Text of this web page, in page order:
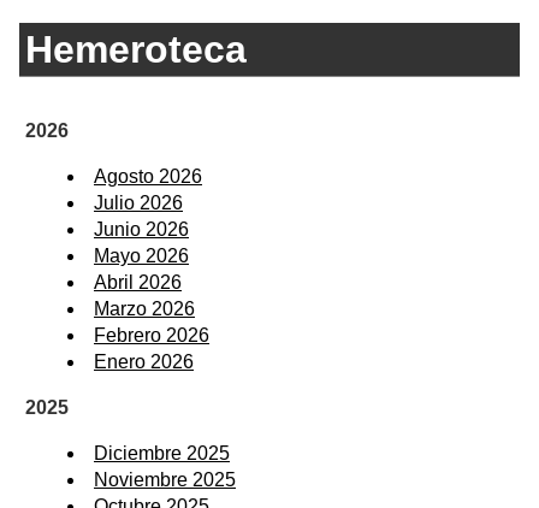
Hemeroteca
2026
Agosto 2026
Julio 2026
Junio 2026
Mayo 2026
Abril 2026
Marzo 2026
Febrero 2026
Enero 2026
2025
Diciembre 2025
Noviembre 2025